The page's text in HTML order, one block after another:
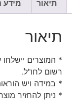
תיאור מידע
תיאור
* המוצרים
רשום לחו"ל.
* במידה ויש
* ניתן להחזיר